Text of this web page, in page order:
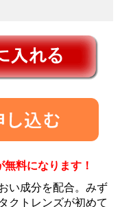
料になります！
い成分を配合。みず
クトレンズが初めて